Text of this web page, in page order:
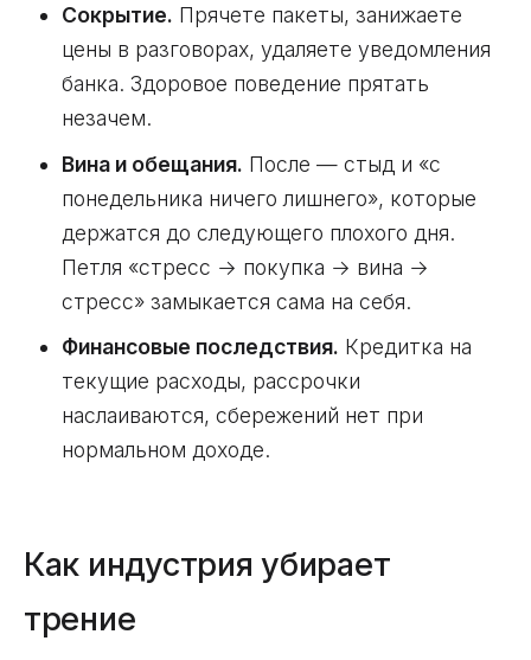
Сокрытие. Прячете пакеты, занижаете
цены в разговорах, удаляете уведомления
банка. Здоровое поведение прятать
незачем.
Вина и обещания. После — стыд и «с
понедельника ничего лишнего», которые
держатся до следующего плохого дня.
Петля «стресс → покупка → вина →
стресс» замыкается сама на себя.
Финансовые последствия. Кредитка на
текущие расходы, рассрочки
наслаиваются, сбережений нет при
нормальном доходе.
Как индустрия убирает
трение